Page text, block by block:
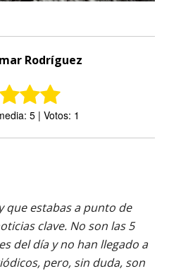
Rodríguez
5 | Votos: 1
que estabas a punto de
clave. No son las 5
del día y no han llegado a
pero, sin duda, son